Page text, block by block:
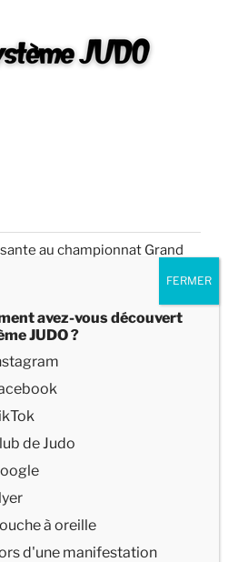
au championnat Grand
nouvelle édition entièrement
JUDO à Lexy
partout en France
JUDO : le jeu éducatif
avez-vous découvert
JUDO ?
de Judo
à oreille
d'une manifestation